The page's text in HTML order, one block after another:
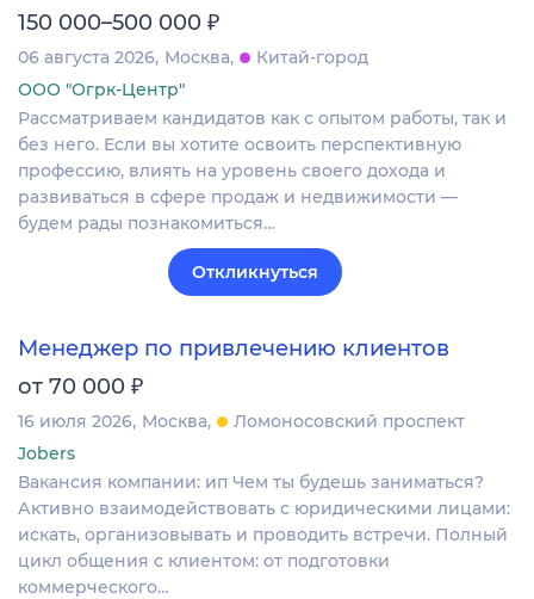
150 000–500 000 ₽
06 августа 2026 Москва
Китай-город
ООО "Огрк-Центр"
Рассматриваем кандидатов как с опытом работы, так и
без него. Если вы хотите освоить перспективную
профессию, влиять на уровень своего дохода и
развиваться в сфере продаж и недвижимости —
будем рады познакомиться…
Откликнуться
Менеджер по привлечению клиентов
от 70 000 ₽
16 июля 2026 Москва
Ломоносовский проспект
Jobers
Вакансия компании: ип Чем ты будешь заниматься?
Активно взаимодействовать с юридическими лицами:
искать, организовывать и проводить встречи. Полный
цикл общения с клиентом: от подготовки
коммерческого…